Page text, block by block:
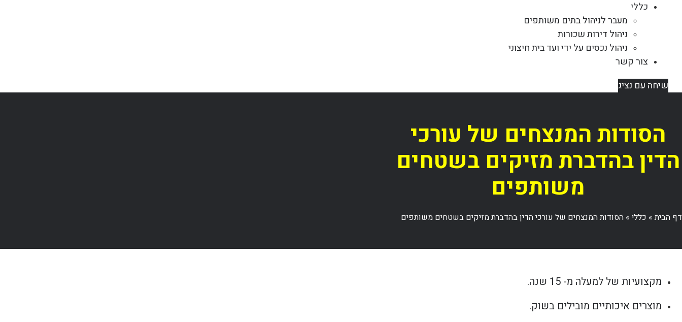
כללי
מעבר לניהול בתים משותפים
ניהול דירות שכורות
ניהול נכסים על ידי ועד בית חיצוני
צור קשר
שיחה עם נציג
הסודות המנצחים של עורכי
הדין בהדברת מזיקים בשטחים
משותפים
דף הבית» כללי » הסודות המנצחים של עורכי הדין בהדברת מזיקים בשטחים משותפים
מקצועיות של למעלה מ- 15 שנה.
מוצרים איכותיים מובילים בשוק.